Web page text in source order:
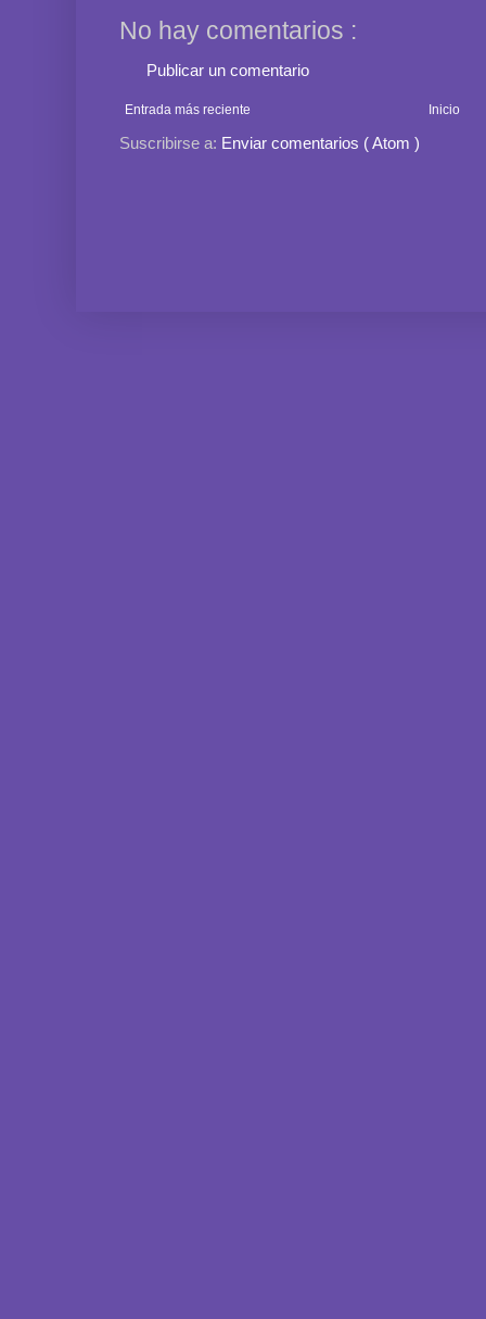
No hay comentarios :
Publicar un comentario
Entrada más reciente Inicio
Suscribirse a: Enviar comentarios ( Atom )